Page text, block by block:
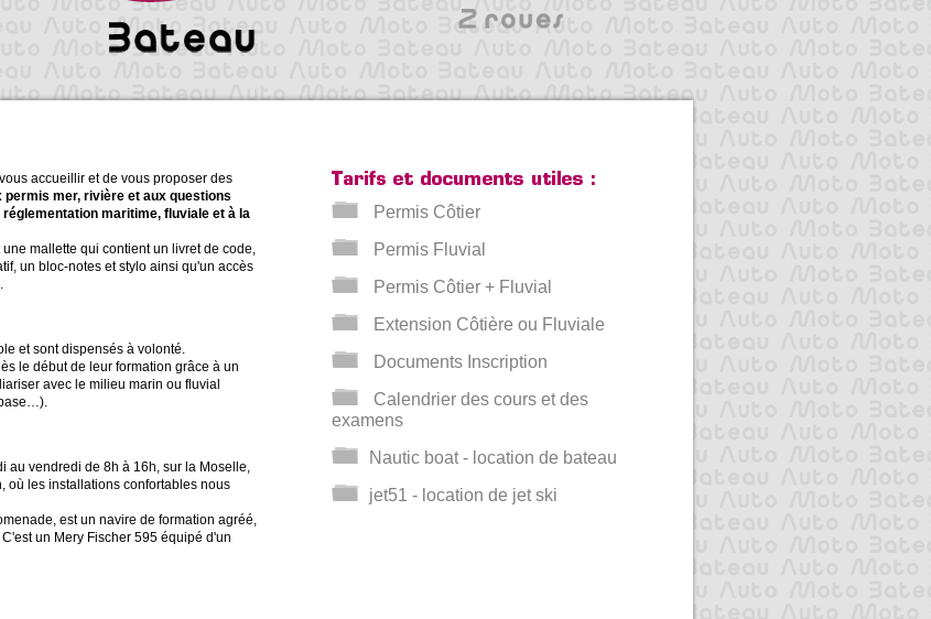
accueillir et de vous proposer des
mer, rivière et aux questions
maritime, fluviale et à la
mallette qui contient un livret de code,
un bloc-notes et stylo ainsi qu'un accès
et sont dispensés à volonté.
le début de leur formation grâce à un
avec le milieu marin ou fluvial
au vendredi de 8h à 16h, sur la Moselle,
où les installations confortables nous
est un navire de formation agréé,
un Mery Fischer 595 équipé d'un
Permis Côtier
Permis Fluvial
Permis Côtier + Fluvial
Extension Côtière ou Fluviale
Documents Inscription
Calendrier des cours et des
examens
Nautic boat - location de bateau
jet51 - location de jet ski